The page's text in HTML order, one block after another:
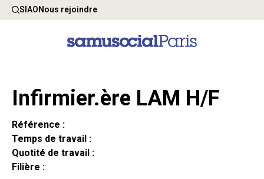
SIAONous rejoindre
Infirmier.ère LAM H/F
Référence :
Temps de travail :
Quotité de travail :
Filière :